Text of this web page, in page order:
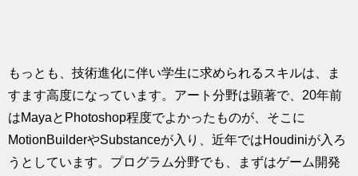
もっとも、技術進化に伴い学生に求められるスキルは、ま
すます高度になっています。アート分野は顕著で、20年前
はMayaとPhotoshop程度でよかったものが、そこに
MotionBuilderやSubstanceが入り、近年ではHoudiniが入ろ
うとしています。プログラム分野でも、まずはゲーム開発